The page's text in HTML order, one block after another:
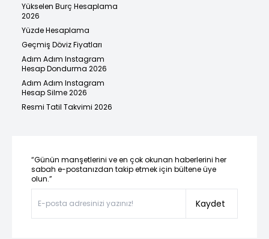
Yükselen Burç Hesaplama
2026
Yüzde Hesaplama
Geçmiş Döviz Fiyatları
Adım Adım Instagram
Hesap Dondurma 2026
Adım Adım Instagram
Hesap Silme 2026
Resmi Tatil Takvimi 2026
“Günün manşetlerini ve en çok okunan haberlerini her
sabah e-postanızdan takip etmek için bültene üye
olun.”
Kaydet